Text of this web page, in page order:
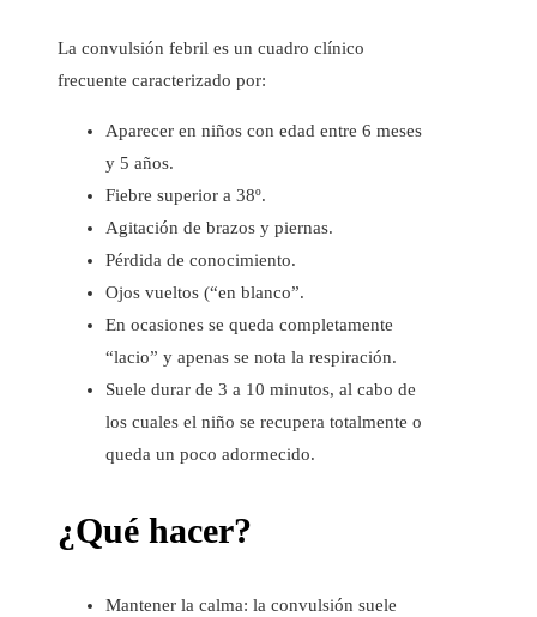
La convulsión febril es un cuadro clínico
frecuente caracterizado por:
Aparecer en niños con edad entre 6 meses
y 5 años.
Fiebre superior a 38º.
Agitación de brazos y piernas.
Pérdida de conocimiento.
Ojos vueltos (“en blanco”.
En ocasiones se queda completamente
“lacio” y apenas se nota la respiración.
Suele durar de 3 a 10 minutos, al cabo de
los cuales el niño se recupera totalmente o
queda un poco adormecido.
¿Qué hacer?
Mantener la calma: la convulsión suele